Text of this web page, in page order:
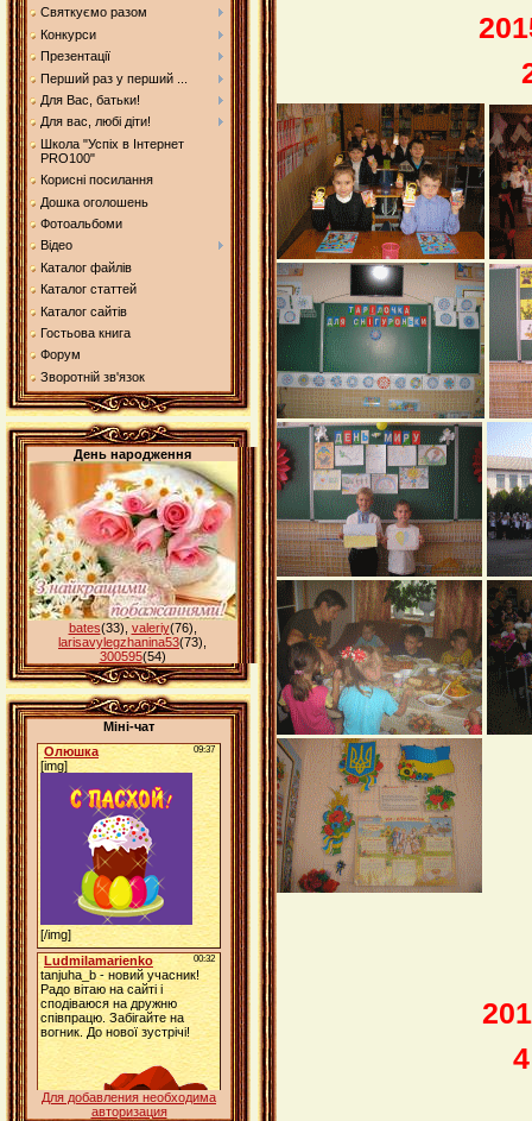
Святкуємо разом
Конкурси
Презентації
Перший раз у перший ...
Для Вас, батьки!
Для вас, любі діти!
Школа "Успіх в Інтернет
PRO100"
Корисні посилання
Дошка оголошень
Фотоальбоми
Відео
Каталог файлів
Каталог статтей
Каталог сайтів
Гостьова книга
Форум
Зворотній зв'язок
День народження
bates(33) valeriy(76)
larisavylegzhanina53(73)
300595(54)
Міні-чат
Для добавления необходима
авторизация